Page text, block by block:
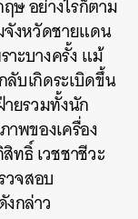
ษ อย่างไรก็ตาม
จังหวัดชายแดน
าะบางครั้ง แม้
บเกิดระเบิดขึ้น
ยรวมทั้งนัก
พของเครื่อง
ทธิ์ เวชชาชีวะ
วจสอบ
กล่าว